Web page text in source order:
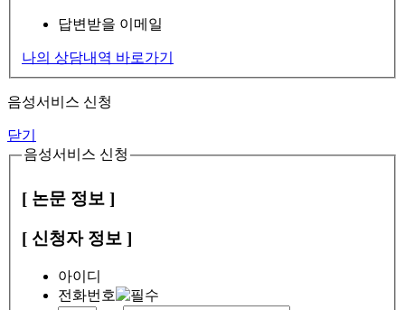
답변받을 이메일
나의 상담내역 바로가기
음성서비스 신청
닫기
음성서비스 신청
[ 논문 정보 ]
[ 신청자 정보 ]
아이디
전화번호